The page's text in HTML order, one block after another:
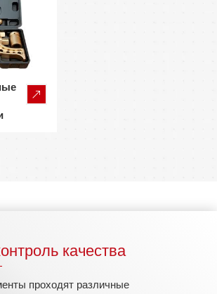
качества
проходят различные